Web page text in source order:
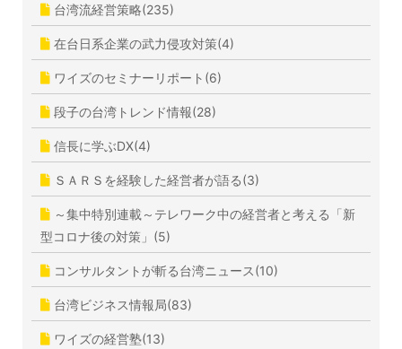
台湾流経営策略(235)
在台日系企業の武力侵攻対策(4)
ワイズのセミナーリポート(6)
段子の台湾トレンド情報(28)
信長に学ぶDX(4)
ＳＡＲＳを経験した経営者が語る(3)
～集中特別連載～テレワーク中の経営者と考える「新
型コロナ後の対策」(5)
コンサルタントが斬る台湾ニュース(10)
台湾ビジネス情報局(83)
ワイズの経営塾(13)